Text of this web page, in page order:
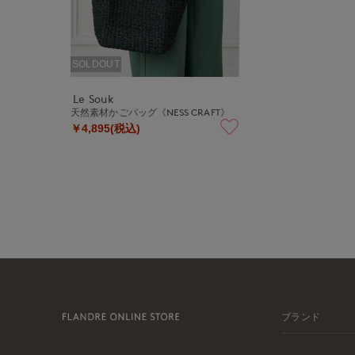
SOLDOUT
Le Souk
天然素材かごバッグ《NESS CRAFT》
￥4,895(税込)
ブランド